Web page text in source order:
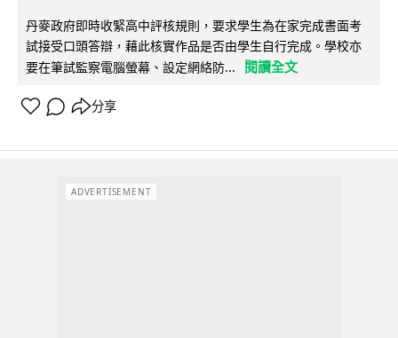
丹麥政府即時收緊高中評核規則，要求學生為在家完成書面考
試接受口頭答辯，藉此核實作品是否由學生自行完成。學校亦
要在筆試監察電腦螢幕、設定網絡防...
閱讀全文
分享
ADVERTISEMENT